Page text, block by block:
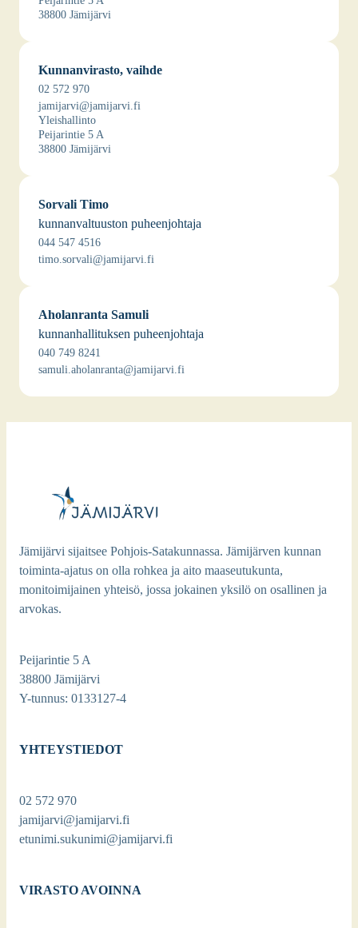
38800 Jämi­jär­vi
Kun­nan­vi­ras­to, vaih­de
02 572 970
jamijarvi@jamijarvi.fi
Yleis­hal­lin­to
Pei­ja­rin­tie 5 A
38800 Jämi­jär­vi
Sor­va­li Timo
kun­nan­val­tuus­ton puheen­joh­ta­ja
044 547 4516
timo.sorvali@jamijarvi.fi
Aho­lan­ran­ta Samu­li
kun­nan­hal­li­tuk­sen puheen­joh­ta­ja
040 749 8241
samuli.aholanranta@jamijarvi.fi
Jämijärvi sijaitsee Pohjois-Satakunnassa. Jämijärven kunnan
toiminta-ajatus on olla rohkea ja aito maaseutukunta,
monitoimijainen yhteisö, jossa jokainen yksilö on osallinen ja
arvokas.
Peijarintie 5 A
38800 Jämijärvi
Y-tunnus: 0133127-4
YHTEYSTIEDOT
02 572 970
jamijarvi@jamijarvi.fi
etunimi.sukunimi@jamijarvi.fi
VIRASTO AVOINNA